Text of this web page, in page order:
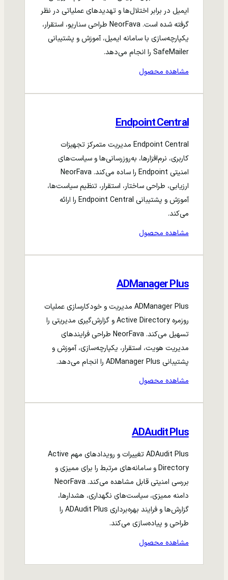
ایمیل در برابر اختلال‌ها و تهدیدهای عملیاتی در نظر
گرفته شده است. NeorFava طراحی سناریو، استقرار،
یکپارچه‌سازی با سامانه ایمیل، آموزش و پشتیبانی
SafeMailer را انجام می‌دهد.
مشاهده محصول
Endpoint Central
Endpoint Central مدیریت متمرکز تجهیزات
کاربری، نرم‌افزارها، به‌روزرسانی‌ها و سیاست‌های
امنیتی Endpoint را ساده می‌کند. NeorFava
ارزیابی، طراحی ساختار، استقرار، تنظیم سیاست‌ها،
آموزش و پشتیبانی Endpoint Central را ارائه
می‌کند.
مشاهده محصول
ADManager Plus
ADManager Plus مدیریت و خودکارسازی عملیات
روزمره Active Directory و گزارش‌گیری مدیریتی را
تسهیل می‌کند. NeorFava طراحی فرایندهای
مدیریت هویت، استقرار، یکپارچه‌سازی، آموزش و
پشتیبانی ADManager Plus را انجام می‌دهد.
مشاهده محصول
ADAudit Plus
ADAudit Plus تغییرات و رویدادهای مهم Active
Directory و سامانه‌های مرتبط را برای ممیزی و
بررسی امنیتی قابل مشاهده می‌کند. NeorFava
دامنه ممیزی، سیاست‌های نگهداری، هشدارها،
گزارش‌ها و فرایند بهره‌برداری ADAudit Plus را
طراحی و پیاده‌سازی می‌کند.
مشاهده محصول